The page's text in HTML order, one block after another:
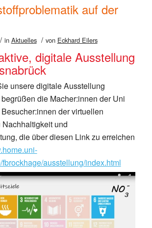
auf der
/ in Aktuelles / von Eckhard Eilers
digitale Ausstellung
unsere digitale Ausstellung
die Macher:innen der Uni
der virtuellen
und
die über diesen Link zu erreichen
ausstellung/index.html